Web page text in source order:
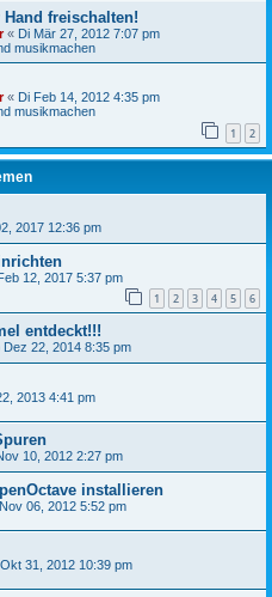
freischalten!
« Di Mär 27, 2012 7:07 pm
musikmachen
« Di Feb 14, 2012 4:35 pm
musikmachen
1 2
2017 12:36 pm
12, 2017 5:37 pm
1 2 3 4 5 6
entdeckt!!!
Dez 22, 2014 8:35 pm
2013 4:41 pm
10, 2012 2:27 pm
installieren
06, 2012 5:52 pm
31, 2012 10:39 pm